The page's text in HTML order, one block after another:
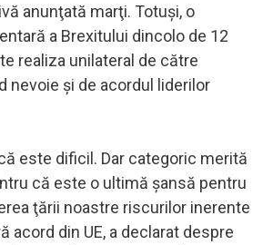
anunţată marţi. Totuşi, o
a Brexitului dincolo de 12
realiza unilateral de către
nevoie şi de acordul liderilor
este dificil. Dar categoric merită
că este o ultimă şansă pentru
ţării noastre riscurilor inerente
acord din UE, a declarat despre